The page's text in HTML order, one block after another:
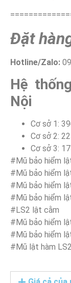
Đặt
Hotline/Zalo:
Hệ thống
Nội
Cơ sở 1:
Cơ sở 2:
Cơ sở 3:
#Mũ bảo hiểm
#Mũ bảo hiểm
#Mũ bảo hiểm
#Mũ bảo hiểm
#LS2 lật cằm
#Mũ bảo hiểm
#Mũ bảo hiểm
#Mũ lật hàm LS2